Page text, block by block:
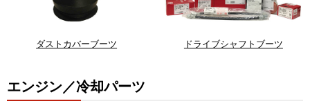
ダストカバーブーツ ドライブシャフトブーツ
エンジン／冷却パーツ